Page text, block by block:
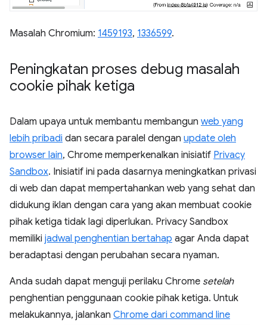
Masalah Chromium: 1459193, 1336599.
Peningkatan proses debug masalah
cookie pihak ketiga
Dalam upaya untuk membantu membangun web yang
lebih pribadi dan secara paralel dengan update oleh
browser lain, Chrome memperkenalkan inisiatif Privacy
Sandbox. Inisiatif ini pada dasarnya meningkatkan privasi
di web dan dapat mempertahankan web yang sehat dan
didukung iklan dengan cara yang akan membuat cookie
pihak ketiga tidak lagi diperlukan. Privacy Sandbox
memiliki jadwal penghentian bertahap agar Anda dapat
beradaptasi dengan perubahan secara nyaman.
Anda sudah dapat menguji perilaku Chrome setelah
penghentian penggunaan cookie pihak ketiga. Untuk
melakukannya, jalankan Chrome dari command line